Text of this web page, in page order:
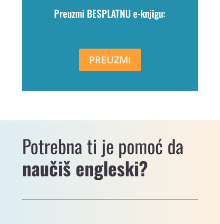
Preuzmi BESPLATNU e-knjigu:
PREUZMI
Potrebna ti je pomoć da
naučiš engleski?